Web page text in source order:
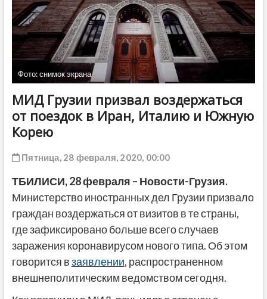
Фото: снимок экрана
МИД Грузии призвал воздержаться
от поездок в Иран, Италию и Южную
Корею
Пятница, 28 февраля, 2020, 00:00
ТБИЛИСИ, 28 февраля – Новости-Грузия.
Министерство иностранных дел Грузии призвало
граждан воздержаться от визитов в те страны,
где зафиксировано больше всего случаев
заражения коронавирусом нового типа. Об этом
говорится взаявлении, распространенном
внешнеполитическим ведомством сегодня.